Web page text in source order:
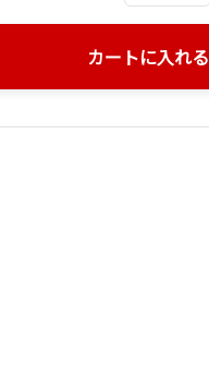
カートに入れる